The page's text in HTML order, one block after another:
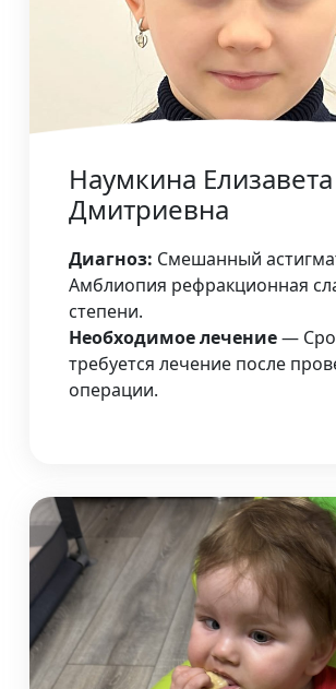
Наумкина Елизавета
Дмитриевна
Диагноз: Смешанный
Амблиопия рефракционная
степени.
Необходимое лечение—
требуется лечение после
операции.